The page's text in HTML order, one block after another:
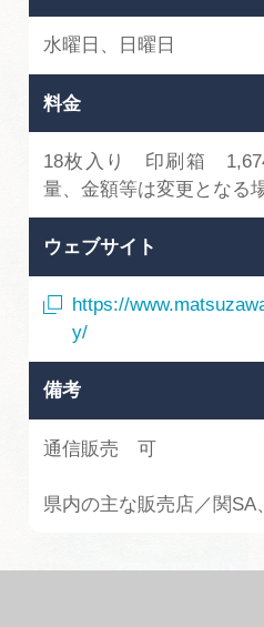
水曜日、日曜日
料金
18枚入り 印刷箱
量、金額等は変更となる
ウェブサイト
https://
y/
備考
通信販売 可
県内の主な販売店／関SA